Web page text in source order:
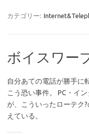
カテゴリー:
ボイスワー
自分あての電話が勝手に
こう恐い事件。 PC・イ
が、こういったローテク
えている。